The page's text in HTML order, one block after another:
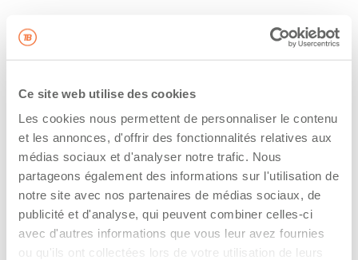
Ce site web utilise des cookies
Les cookies nous permettent de personnaliser le contenu
et les annonces, d'offrir des fonctionnalités relatives aux
médias sociaux et d'analyser notre trafic. Nous
partageons également des informations sur l'utilisation de
notre site avec nos partenaires de médias sociaux, de
publicité et d'analyse, qui peuvent combiner celles-ci
avec d'autres informations que vous leur avez fournies
ou qu'ils ont collectées lors de votre utilisation de leurs